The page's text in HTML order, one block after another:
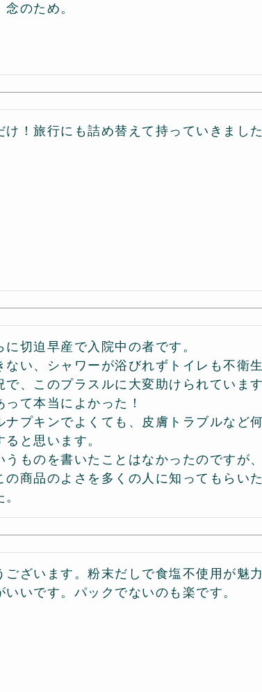
のため。
け！旅行にも詰め替えて持っていきまし
切迫早産で入院中の者です。
ない、シャワーが浴びれずトイレも不衛
で、このプラスルに大変助けられていま
て本当によかった！
ナプキンでよくても、皮膚トラブルなど
と思います。
うものを書いたことはなかったのですが
の商品のよさを多くの人に知ってもらい
ございます。粉末だしで食塩不使用が魅
いです。パックでないのも楽です。